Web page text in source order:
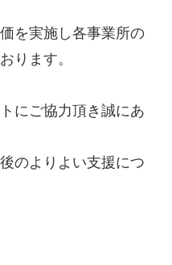
を実施し各事業所の
ります。
にご協力頂き誠にあ
のよりよい支援につ